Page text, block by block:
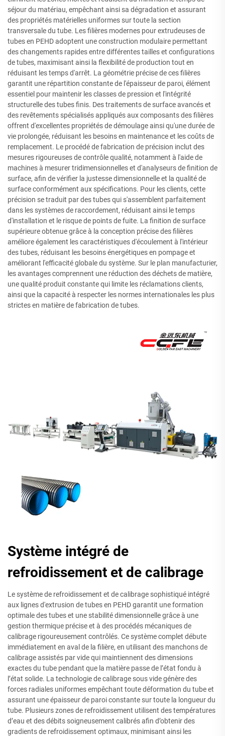
séjour du matériau, empêchant ainsi sa dégradation et assurant
des propriétés matérielles uniformes sur toute la section
transversale du tube. Les filières modernes pour extrudeuses de
tubes en PEHD adoptent une construction modulaire permettant
des changements rapides entre différentes tailles et configurations
de tubes, maximisant ainsi la flexibilité de production tout en
réduisant les temps d'arrêt. La géométrie précise de ces filières
garantit une répartition constante de l'épaisseur de paroi, élément
essentiel pour maintenir les classes de pression et l'intégrité
structurelle des tubes finis. Des traitements de surface avancés et
des revêtements spécialisés appliqués aux composants des filières
offrent d'excellentes propriétés de démoulage ainsi qu'une durée de
vie prolongée, réduisant les besoins en maintenance et les coûts de
remplacement. Le procédé de fabrication de précision inclut des
mesures rigoureuses de contrôle qualité, notamment à l'aide de
machines à mesurer tridimensionnelles et d'analyseurs de finition de
surface, afin de vérifier la justesse dimensionnelle et la qualité de
surface conformément aux spécifications. Pour les clients, cette
précision se traduit par des tubes qui s'assemblent parfaitement
dans les systèmes de raccordement, réduisant ainsi le temps
d'installation et le risque de points de fuite. La finition de surface
supérieure obtenue grâce à la conception précise des filières
améliore également les caractéristiques d'écoulement à l'intérieur
des tubes, réduisant les besoins énergétiques en pompage et
améliorant l'efficacité globale du système. Sur le plan manufacturier,
les avantages comprennent une réduction des déchets de matière,
une qualité produit constante qui limite les réclamations clients,
ainsi que la capacité à respecter les normes internationales les plus
strictes en matière de fabrication de tubes.
Système intégré de
refroidissement et de calibrage
Le système de refroidissement et de calibrage sophistiqué intégré
aux lignes d'extrusion de tubes en PEHD garantit une formation
optimale des tubes et une stabilité dimensionnelle grâce à une
gestion thermique précise et à des procédés mécaniques de
calibrage rigoureusement contrôlés. Ce système complet débute
immédiatement en aval de la filière, en utilisant des manchons de
calibrage assistés par vide qui maintiennent des dimensions
exactes du tube pendant que la matière passe de l’état fondu à
l’état solide. La technologie de calibrage sous vide génère des
forces radiales uniformes empêchant toute déformation du tube et
assurant une épaisseur de paroi constante sur toute la longueur du
tube. Plusieurs zones de refroidissement utilisent des températures
d’eau et des débits soigneusement calibrés afin d’obtenir des
gradients de refroidissement optimaux, minimisant ainsi les